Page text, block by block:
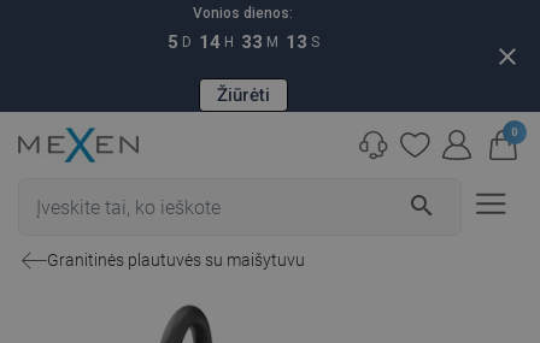
Vonios dienos:
5 D 14 H 33 M 12 S
Žiūrėti
close
search
0
Granitinės plautuvės su maišytuvu